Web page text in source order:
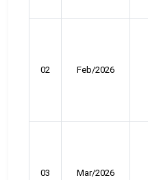
02 Feb/2026
03 Mar/2026